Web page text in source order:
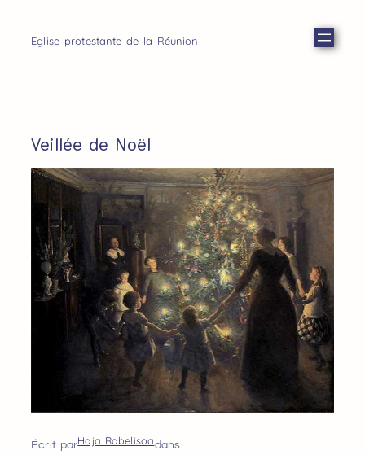
Eglise protestante de la Réunion
Veillée de Noël
Écrit parHaja Rabelisoadans